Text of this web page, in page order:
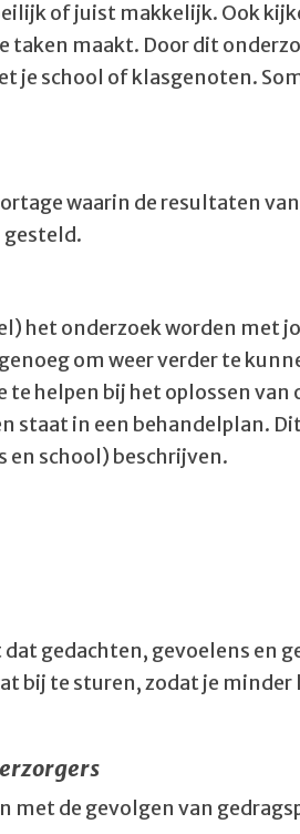
of juist makkelijk. Ook
maakt. Door dit
je school of klasgenoten.
waarin de resultaten
gesteld.
het onderzoek worden met
om weer verder te
helpen bij het oplossen
staat in een behandelplan.
en school) beschrijven.
dat gedachten, gevoelens en
bij te sturen, zodat je minder
met de gevolgen van